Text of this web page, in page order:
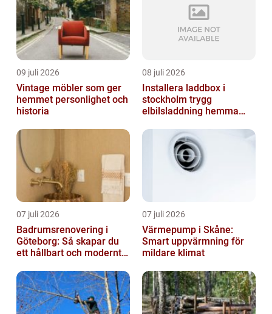
09 juli 2026
Vintage möbler som ger
hemmet personlighet och
historia
08 juli 2026
Installera laddbox i
stockholm trygg
elbilsladdning hemma
07 juli 2026
Badrumsrenovering i
Göteborg: Så skapar du
ett hållbart och modernt
07 juli 2026
Värmepump i Skåne:
Smart uppvärmning för
mildare klimat